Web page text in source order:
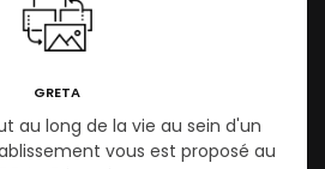
GRETA
au long de la vie au sein d'un
vous est proposé au